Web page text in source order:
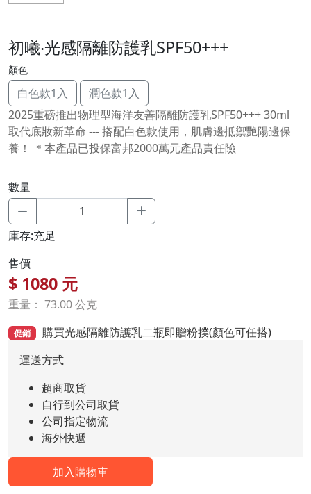
初曦‧光感隔離防護乳SPF50+++
顏色
白色款1入
潤色款1入
2025重磅推出物理型海洋友善隔離防護乳SPF50+++ 30ml
取代底妝新革命 --- 搭配白色款使用，肌膚邊抵禦艷陽邊保
養！ ＊本產品已投保富邦2000萬元產品責任險
數量
庫存:充足
售價
$ 1080 元
重量： 73.00 公克
促銷
購買光感隔離防護乳二瓶即贈粉撲(顏色可任搭)
運送方式
超商取貨
自行到公司取貨
公司指定物流
海外快遞
加入購物車